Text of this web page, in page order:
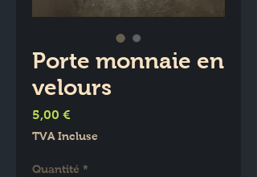
Porte monnaie en
velours
5,00 €
TVA Incluse
Quantité *